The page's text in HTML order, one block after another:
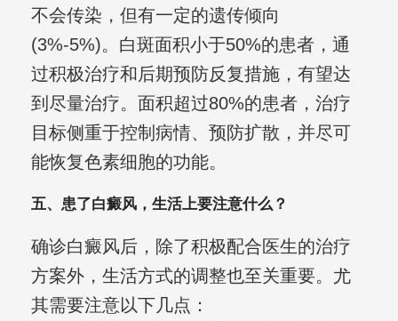
不会传染，但有一定的遗传倾向
(3%-5%)。白斑面积小于50%的患者，通
过积极治疗和后期预防反复措施，有望达
到尽量治疗。面积超过80%的患者，治疗
目标侧重于控制病情、预防扩散，并尽可
能恢复色素细胞的功能。
五、患了白癜风，生活上要注意什么？
确诊白癜风后，除了积极配合医生的治疗
方案外，生活方式的调整也至关重要。尤
其需要注意以下几点：